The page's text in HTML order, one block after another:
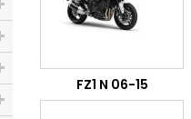
FZ1 N 06-15